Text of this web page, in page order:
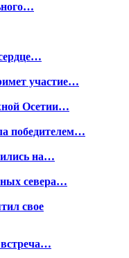
участие…
Осетии…
победителем…
на…
севера…
свое